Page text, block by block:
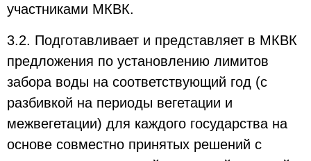
участниками МКВК.
3.2. Подготавливает и представляет в МКВК
предложения по установлению лимитов
забора воды на соответствующий год (с
разбивкой на периоды вегетации и
межвегетации) для каждого государства на
основе совместно принятых решений с